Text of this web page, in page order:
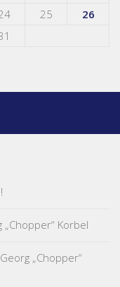
25
26
Korbel
„Chopper“